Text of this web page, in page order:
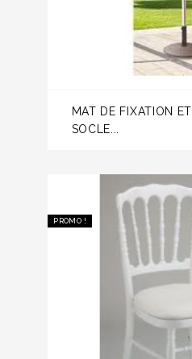
MAT DE FIXATION ET
SOCLE...
PROMO !